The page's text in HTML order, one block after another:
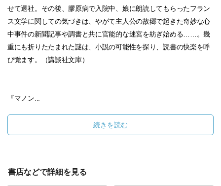
せて退社。その後、膠原病で入院中、娘に朗読してもらったフラン
ス文学に関しての気づきは、やがて主人公の故郷で起きた奇妙な心
中事件の新聞記事や調書と共に官能的な迷宮を紡ぎ始める……。幾
重にも折りたたまれた謎は、小説の可能性を探り、読書の快楽を呼
び覚ます。（講談社文庫）
『マノン...
続きを読む
書店などで詳細を見る